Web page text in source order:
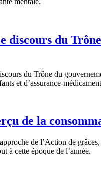
discours du
du Trône du
et d’assurance-
de la
de l’Action de
à cette époque de l’année.